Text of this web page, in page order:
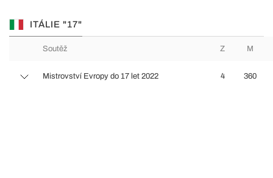
ITÁLIE "17"
Soutěž Z M
Mistrovství Evropy do 17 let 2022 4 360